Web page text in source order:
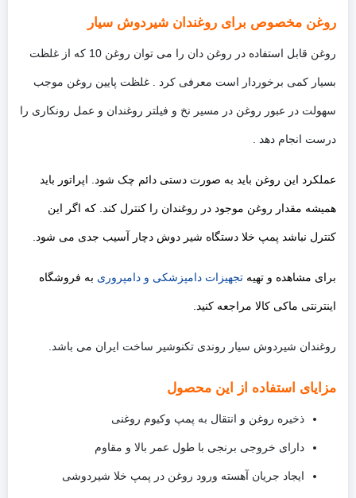
روغن مخصوص برای روغندان شیردوش سیار
روغن قابل استفاده در روغن دان را می توان روغن 10 که از غلظت
بسیار کمی برخوردار است معرفی کرد . غلظت پایین روغن موجب
سهولت در عبور روغن در مسیر نخ و فیلتر روغندان و عمل رونکاری را
درست انجام دهد .
عملکرد این روغن باید به صورت دستی دائم چک شود. اپراتور باید
همیشه مقدار روغن موجود در روغندان را کنترل کند. که اگر این
کنترل نباشد پمپ خلا دستگاه شیر دوش دچار آسیب جدی می شود.
برای مشاهده و تهیه تجهیزات دامپزشکی و دامپروری به فروشگاه
اینترنتی ماکی کالا مراجعه کنید.
روغندان شیردوش سیار روندی تکنوشیر ساخت ایران می باشد.
مزایای استفاده از این محصول
ذخیره روغن و انتقال به پمپ وکیوم روغنی
دارای خروجی برنجی با طول عمر بالا و مقاوم
ایجاد جریان آهسته ورود روغن در پمپ خلا شیردوشی